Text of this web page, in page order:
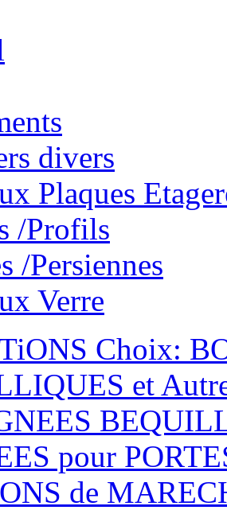
divers
Plaques
/Profils
/Persiennes
Verre
Choix:
et
pour
de